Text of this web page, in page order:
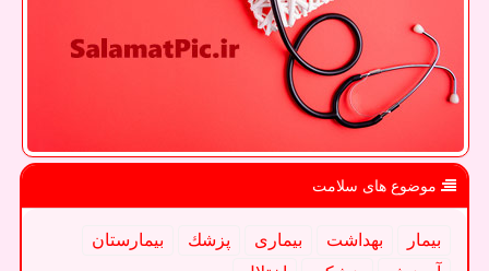
موضوع های سلامت
بیمار بهداشت بیماری پزشك
بیمارستان